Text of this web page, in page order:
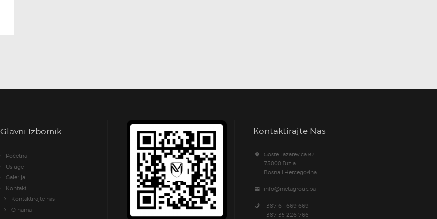
Glavni Izbornik
Početna
Usluge
Galerija
Kontakt
Kontaktirajte nas
O nama
Kontaktirajte Nas
Goste Lazarevića 92
75000 Tuzla
Bosna i Hercegovina
info@metagroup.ba
+387 61 669 669
+387 35 226 766